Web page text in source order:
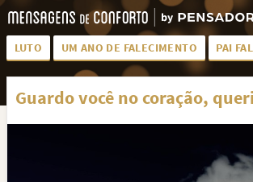
LUTO UM ANO DE FALECIMENTO PAI
LUTO PARA AMIGA
Guardo você no coração,